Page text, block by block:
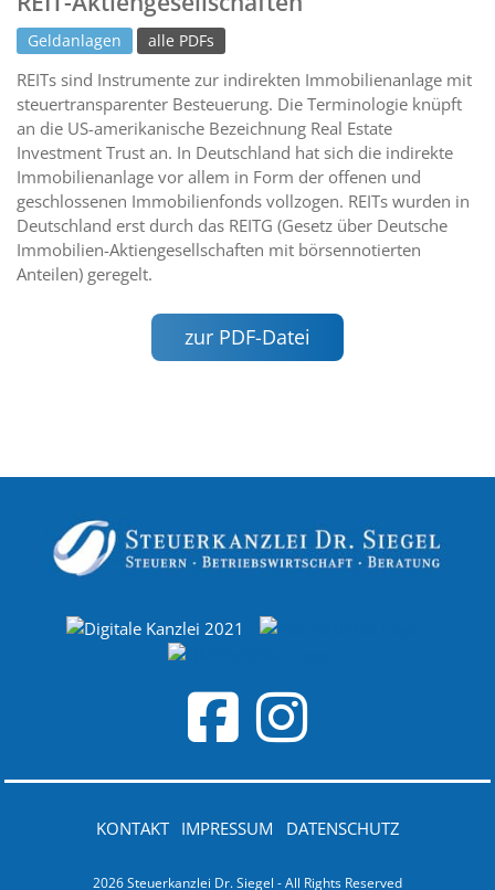
Geldanlagen alle PDFs
REITs sind Instrumente zur indirekten Immobilienanlage mit
steuertransparenter Besteuerung. Die Terminologie knüpft
an die US-amerikanische Bezeichnung Real Estate
Investment Trust an. In Deutschland hat sich die indirekte
Immobilienanlage vor allem in Form der offenen und
geschlossenen Immobilienfonds vollzogen. REITs wurden in
Deutschland erst durch das REITG (Gesetz über Deutsche
Immobilien-Aktiengesellschaften mit börsennotierten
Anteilen) geregelt.
zur PDF-Datei
2026 Steuerkanzlei Dr. Siegel - All Rights Reserved
KONTAKT IMPRESSUM DATENSCHUTZ